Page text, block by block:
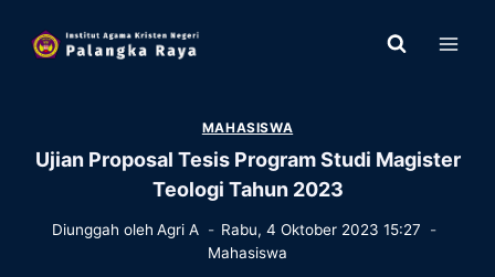
MAHASISWA
Ujian Proposal Tesis Program Studi Magister
Teologi Tahun 2023
Diunggah oleh Agri A
Rabu, 4 Oktober 2023 15:27
Mahasiswa